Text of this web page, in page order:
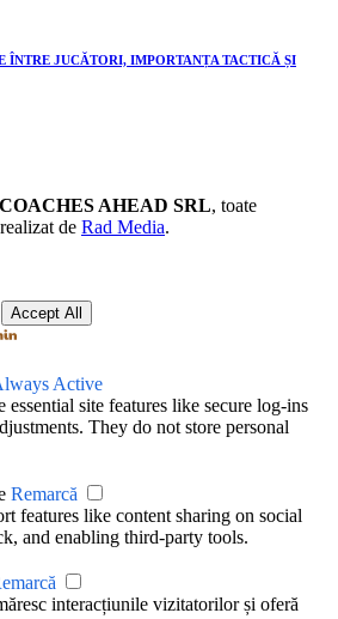
ÎNTRE JUCĂTORI, IMPORTANȚA TACTICĂ ȘI
AHEAD SRL, toate
de Rad Media.
Accept All
Active
essential site features like secure log-ins
They do not store personal
Remarcă
features like content sharing on social
and enabling third-party tools.
interacțiunile vizitatorilor și oferă